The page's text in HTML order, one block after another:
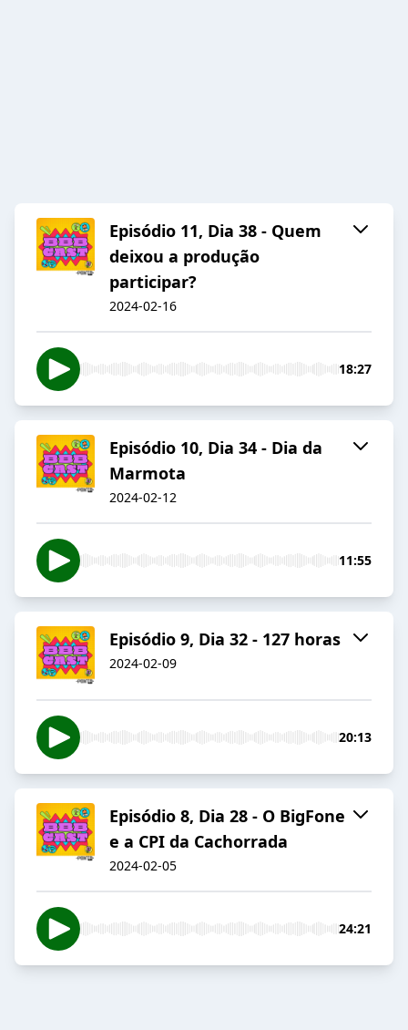
Episódio 11, Dia 38 - Quem
deixou a produção
participar?
2024-02-16
18:27
Episódio 10, Dia 34 - Dia da
Marmota
2024-02-12
11:55
Episódio 9, Dia 32 - 127 horas
2024-02-09
20:13
Episódio 8, Dia 28 - O BigFone
e a CPI da Cachorrada
2024-02-05
24:21